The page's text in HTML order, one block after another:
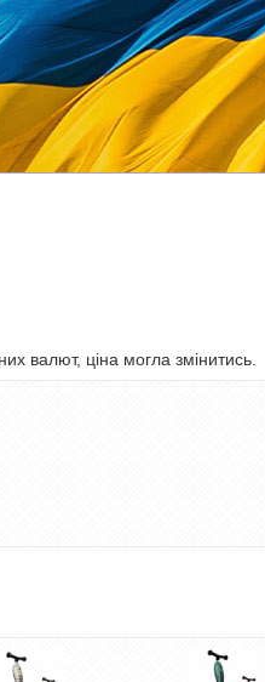
валют, ціна могла змінитись.